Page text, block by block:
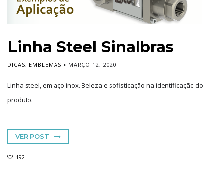
Linha Steel Sinalbras
DICAS, EMBLEMAS MARÇO 12, 2020
Linha steel, em aço inox. Beleza e sofisticação na identificação do
produto.
VER POST
192